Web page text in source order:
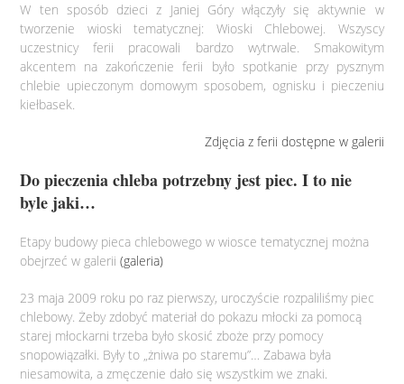
W ten sposób dzieci z Janiej Góry włączyły się aktywnie w
tworzenie wioski tematycznej: Wioski Chlebowej. Wszyscy
uczestnicy ferii pracowali bardzo wytrwale. Smakowitym
akcentem na zakończenie ferii było spotkanie przy pysznym
chlebie upieczonym domowym sposobem, ognisku i pieczeniu
kiełbasek.
Zdjęcia z ferii dostępne w galerii
Do pieczenia chleba potrzebny jest piec. I to nie
byle jaki…
Etapy budowy pieca chlebowego w wiosce tematycznej można
obejrzeć w galerii(galeria)
23 maja 2009 roku po raz pierwszy, uroczyście rozpaliliśmy piec
chlebowy. Żeby zdobyć materiał do pokazu młocki za pomocą
starej młockarni trzeba było skosić zboże przy pomocy
snopowiązałki. Były to „żniwa po staremu”… Zabawa była
niesamowita, a zmęczenie dało się wszystkim we znaki.